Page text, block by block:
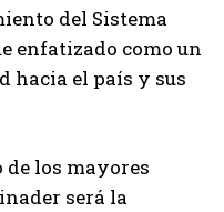
del Sistema
enfatizado como un
hacia el país y sus
de los mayores
será la